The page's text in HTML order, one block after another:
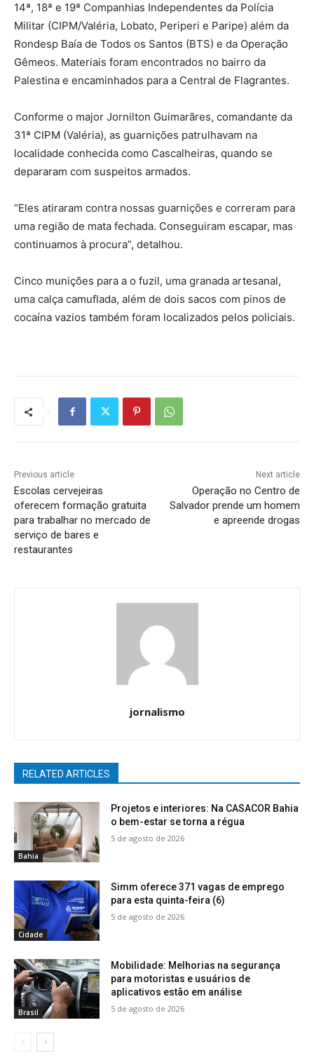
14ª, 18ª e 19ª Companhias Independentes da Polícia
Militar (CIPM/Valéria, Lobato, Periperi e Paripe) além da
Rondesp Baía de Todos os Santos (BTS) e da Operação
Gêmeos. Materiais foram encontrados no bairro da
Palestina e encaminhados para a Central de Flagrantes.
Conforme o major Jornilton Guimarãres, comandante da
31ª CIPM (Valéria), as guarnições patrulhavam na
localidade conhecida como Cascalheiras, quando se
depararam com suspeitos armados.
“Eles atiraram contra nossas guarnições e correram para
uma região de mata fechada. Conseguiram escapar, mas
continuamos à procura”, detalhou.
Cinco munições para a o fuzil, uma granada artesanal,
uma calça camuflada, além de dois sacos com pinos de
cocaína vazios também foram localizados pelos policiais.
Previous article
Escolas cervejeiras
oferecem formação gratuita
para trabalhar no mercado de
serviço de bares e
restaurantes
Next article
Operação no Centro de
Salvador prende um homem
e apreende drogas
jornalismo
RELATED ARTICLES
Bahia
Projetos e interiores: Na CASACOR Bahia
o bem-estar se torna a régua
5 de agosto de 2026
Cidade
Simm oferece 371 vagas de emprego
para esta quinta-feira (6)
5 de agosto de 2026
Brasil
Mobilidade: Melhorias na segurança
para motoristas e usuários de
aplicativos estão em análise
5 de agosto de 2026